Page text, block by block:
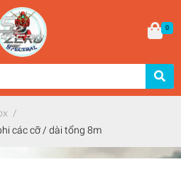
0
/
các cỡ / dài tổng 8m